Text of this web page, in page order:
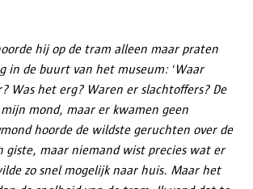
hij op de tram alleen maar praten
in de buurt van het museum: ‘Waar
Was het erg? Waren er slachtoffers? De
mond, maar er kwamen geen
hoorde de wildste geruchten over de
giste, maar niemand wist precies wat er
zo snel mogelijk naar huis. Maar het